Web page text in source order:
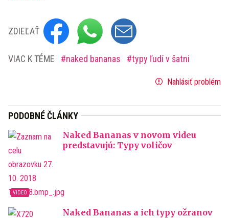
ZDIEĽAŤ
VIAC K TÉME naked bananas typy ľudí v šatni
Nahlásiť problém
PODOBNÉ ČLÁNKY
Naked Bananas v novom videu
predstavujú: Typy voličov
Naked Bananas a ich typy ožranov